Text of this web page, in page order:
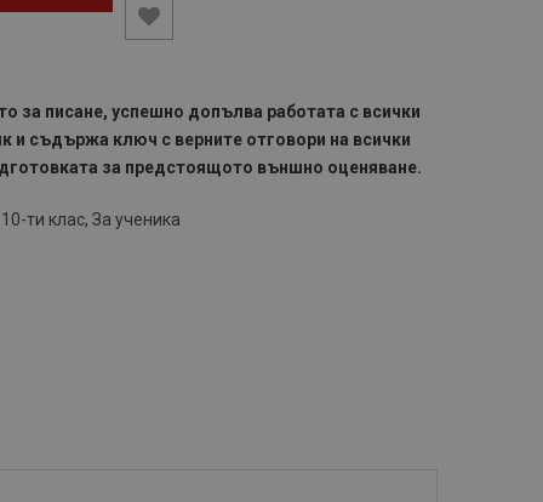
за писане, успешно допълва работата с всички
и съдържа ключ с верните отговори на всички
за предстоящото външно оценяване.
10-ти клас, За ученика